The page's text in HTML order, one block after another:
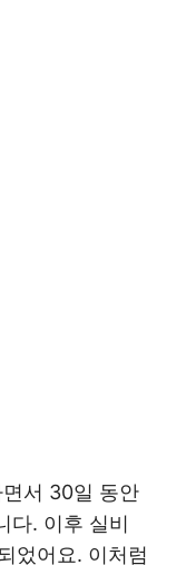
서 30일 동안
다. 이후 실비
었어요. 이처럼